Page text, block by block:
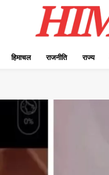
हिमाचल राजनीति राज्य